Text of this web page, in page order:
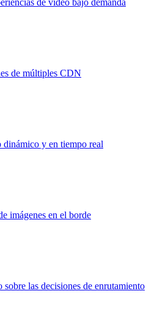
de vídeo bajo demanda
de múltiples CDN
dinámico y en tiempo real
imágenes en el borde
las decisiones de enrutamiento